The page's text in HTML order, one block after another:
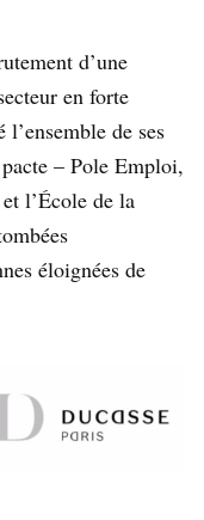
d’une
en forte
de ses
– Pole Emploi,
l’École de la
éloignées de